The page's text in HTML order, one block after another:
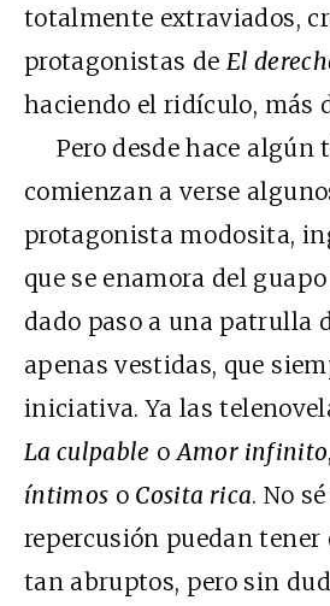
totalmente extraviados,
protagonistas de El
haciendo el ridículo, más
Pero desde hace algún
comienzan a verse
protagonista modosita,
que se enamora del
dado paso a una patrulla
apenas vestidas, que
iniciativa. Ya las
La culpable oAmor infinito
íntimos o Cosita rica. No
repercusión puedan tener
tan abruptos, pero sin